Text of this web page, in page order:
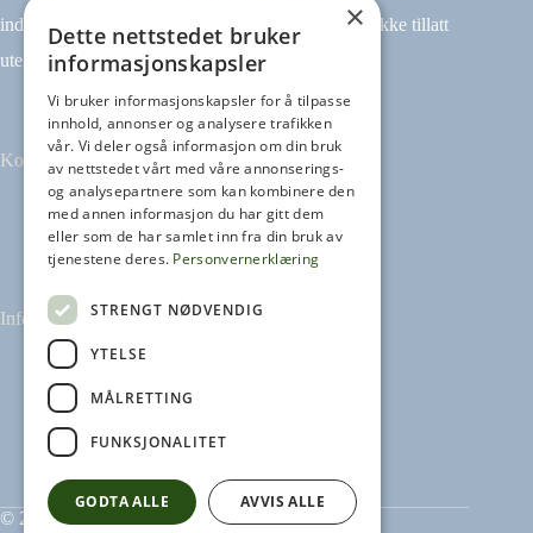
indeksering (for eksempel tekst og datamining) er ikke tillatt
uten avtale.
Kontakt
Tilbakemeldinger
kontakt@heikampen.no
Informasjon
Leseguide
Personvernerklæring
Informasjonskapsler
© 2026 Heikampen AS
×
Dette nettstedet bruker
informasjonskapsler
Vi bruker informasjonskapsler for å tilpasse
innhold, annonser og analysere trafikken
vår. Vi deler også informasjon om din bruk
av nettstedet vårt med våre annonserings-
og analysepartnere som kan kombinere den
med annen informasjon du har gitt dem
eller som de har samlet inn fra din bruk av
tjenestene deres. Personvernerklæring
STRENGT NØDVENDIG
YTELSE
MÅLRETTING
FUNKSJONALITET
GODTA ALLE AVVIS ALLE